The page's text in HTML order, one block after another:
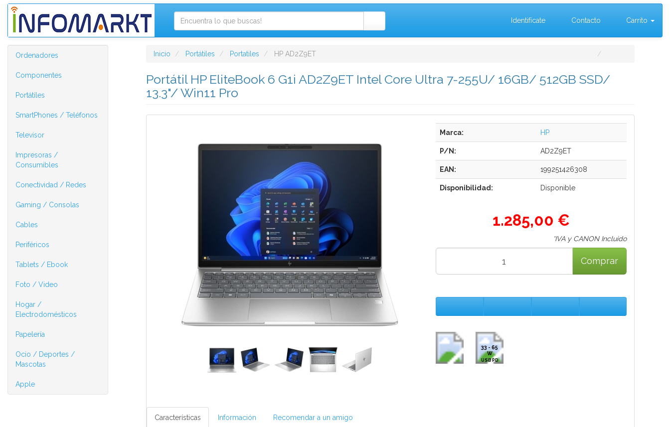
Identifícate Contacto Carrito
Ordenadores
Componentes
Portátiles
SmartPhones / Teléfonos
Televisor
Impresoras /
Consumibles
Conectividad / Redes
Gaming / Consolas
Cables
Periféricos
Tablets / Ebook
Foto / Video
Hogar /
Electrodomésticos
Papelería
Ocio / Deportes /
Mascotas
Apple
Inicio Portátiles Portatiles HP AD2Z9ET
Portátil HP EliteBook 6 G1i AD2Z9ET Intel Core Ultra 7-255U/ 16GB/ 512GB SSD/
13.3"/ Win11 Pro
Marca: HP
P/N: AD2Z9ET
EAN: 199251426308
Disponibilidad: Disponible
1.285,00 €
*IVA y CANON Incluido
Comprar
33 - 65
W
USB PD
Características Información Recomendar a un amigo